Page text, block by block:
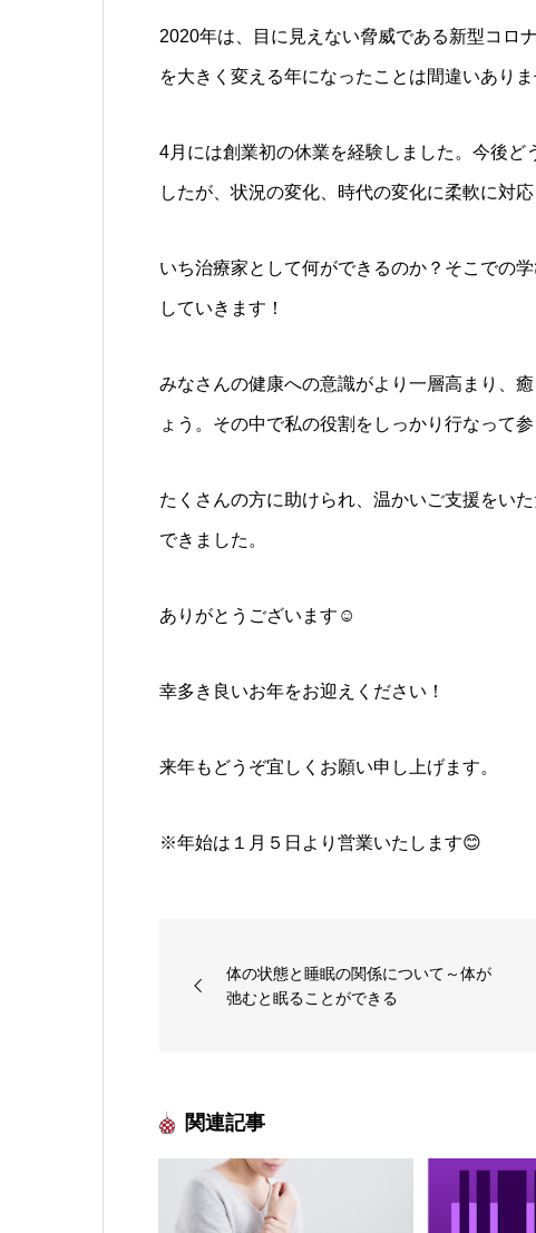
2020年は、目に見えない脅威である新型コロ
を大きく変える年になったことは間違いありま
4月には創業初の休業を経験しました。今後ど
したが、状況の変化、時代の変化に柔軟に対
いち治療家として何ができるのか？そこでの
していきます！
みなさんの健康への意識がより一層高まり、
ょう。その中で私の役割をしっかり行なって参
たくさんの方に助けられ、温かいご支援をい
できました。
ありがとうございます☺️
幸多き良いお年をお迎えください！
来年もどうぞ宜しくお願い申し上げます。
※年始は１月５日より営業いたします😊
体の状態と睡眠の関係について～体が
弛むと眠ることができる
関連記事